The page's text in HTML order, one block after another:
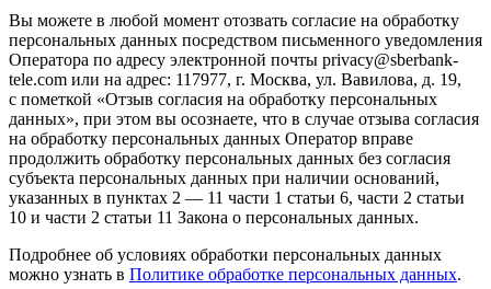
Вы можете в любой момент отозвать согласие на обработку
персональных данных посредством письменного уведомления
Оператора по адресу электронной почты privacy@sberbank-
tele.com или на адрес: 117977, г. Москва, ул. Вавилова, д. 19,
с пометкой «Отзыв согласия на обработку персональных
данных», при этом вы осознаете, что в случае отзыва согласия
на обработку персональных данных Оператор вправе
продолжить обработку персональных данных без согласия
субъекта персональных данных при наличии оснований,
указанных в пунктах 2 — 11 части 1 статьи 6, части 2 статьи
10 и части 2 статьи 11 Закона о персональных данных.
Подробнее об условиях обработки персональных данных
можно узнать в Политике обработке персональных данных.